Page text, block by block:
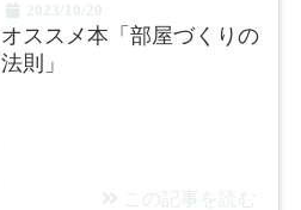
2023/10/20
オススメ本「部屋づくりの
法則」
この記事を読む